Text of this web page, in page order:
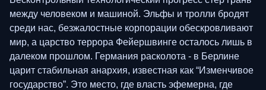
между человеком и машиной. Эльфы и тролли бродят
среди нас, безжалостные корпорации обескровливают
мир, а царство террора Фейершвинге осталось лишь в
далеком прошлом. Германия расколота - в Берлине
царит стабильная анархия, известная как “Изменчивое
государство”. Это место, где власть эфемерна, где